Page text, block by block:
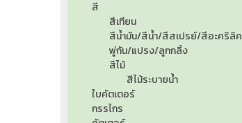
สี
สีเทียน
สีน้ำมัน/สีน้ำ/สีสเปรย์/สีอะคริลิค
พู่กัน/แปรง/ลูกกลิ้ง
สีไม้
สีไม้ระบายน้ำ
ใบคัตเตอร์
กรรไกร